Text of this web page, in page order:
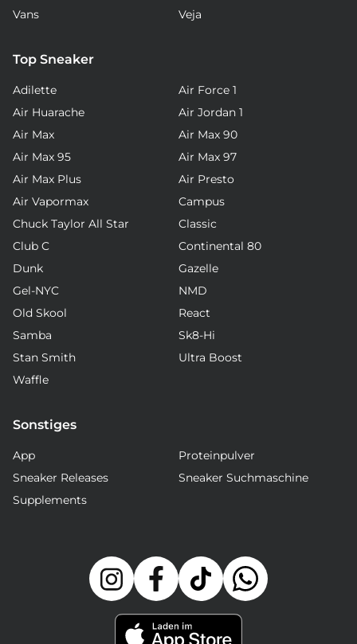
Vans
Veja
Top Sneaker
Adilette
Air Force 1
Air Huarache
Air Jordan 1
Air Max
Air Max 90
Air Max 95
Air Max 97
Air Max Plus
Air Presto
Air Vapormax
Campus
Chuck Taylor All Star
Classic
Club C
Continental 80
Dunk
Gazelle
Gel-NYC
NMD
Old Skool
React
Samba
Sk8-Hi
Stan Smith
Ultra Boost
Waffle
Sonstiges
App
Proteinpulver
Sneaker Releases
Sneaker Suchmaschine
Supplements